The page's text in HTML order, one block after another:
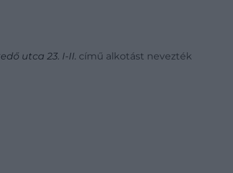
utca 23. I-II. című alkotást nevezték